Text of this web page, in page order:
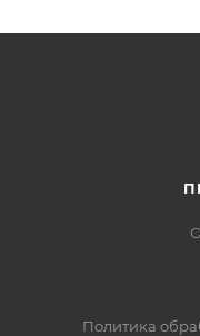
Политика